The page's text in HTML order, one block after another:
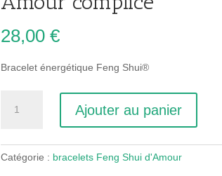
28,00 €
Bracelet énergétique Feng Shui®
complice
Ajouter au panier
Catégorie : bracelets Feng Shui d'Amour